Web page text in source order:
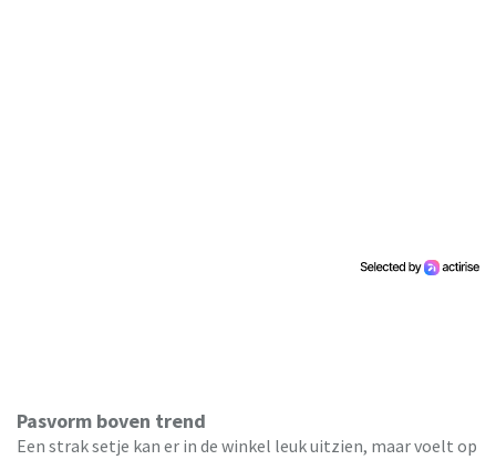
Pasvorm boven trend
Een strak setje kan er in de winkel leuk uitzien, maar voelt op